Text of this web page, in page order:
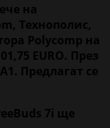
на
, Технополис,
Polycomp на
EURO. През
Предлагат се
7i ще